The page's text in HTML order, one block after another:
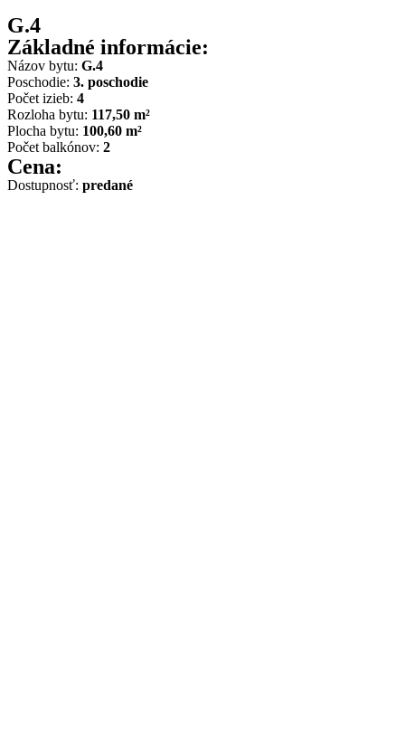
G.4
Základné informácie:
Názov bytu: G.4
Poschodie: 3. poschodie
Počet izieb: 4
Rozloha bytu: 117,50 m²
Plocha bytu: 100,60 m²
Počet balkónov: 2
Cena:
Dostupnosť: predané